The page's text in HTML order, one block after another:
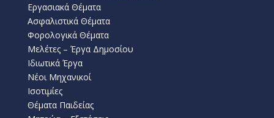
Εργασιακά Θέματα
Ασφαλιστικά Θέματα
Φορολογικά Θέματα
Μελέτες – Έργα Δημοσίου
Ιδιωτικά Έργα
Νέοι Μηχανικοί
Ισοτιμίες
Θέματα Παιδείας